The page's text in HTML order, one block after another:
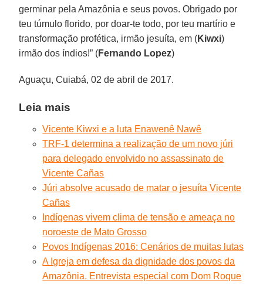
germinar pela Amazônia e seus povos. Obrigado por
teu túmulo florido, por doar-te todo, por teu martírio e
transformação profética, irmão jesuíta, em (Kiwxi)
irmão dos índios!” (Fernando Lopez)
Aguaçu, Cuiabá, 02 de abril de 2017.
Leia mais
Vicente Kiwxi e a luta Enawenê Nawê
TRF-1 determina a realização de um novo júri
para delegado envolvido no assassinato de
Vicente Cañas
Júri absolve acusado de matar o jesuíta Vicente
Cañas
Indígenas vivem clima de tensão e ameaça no
noroeste de Mato Grosso
Povos Indígenas 2016: Cenários de muitas lutas
A Igreja em defesa da dignidade dos povos da
Amazônia. Entrevista especial com Dom Roque